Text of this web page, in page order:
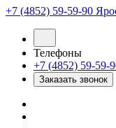
+7 (4852) 59-59-90
Телефоны
+7 (4852) 59-59-
Заказать звонок